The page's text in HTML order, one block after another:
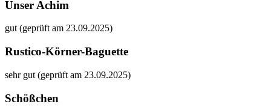
Unser Achim
gut (geprüft am 23.09.2025)
Rustico-Körner-Baguette
sehr gut (geprüft am 23.09.2025)
Schößchen